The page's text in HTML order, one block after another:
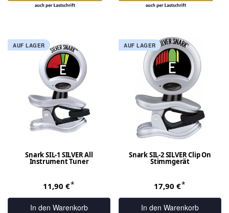
AUF LAGER
Snark SIL-1 SILVER All
Instrument Tuner
11,90 €*
In den Warenkorb
AUF LAGER
Snark SIL-2 SILVER Clip On
Stimmgerät
17,90 €*
In den Warenkorb